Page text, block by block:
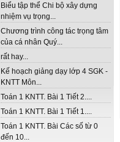
Biểu tập thể Chi bộ xây dựng
nhiệm vụ trọng...
Chương trình công tác trọng tâm
của cá nhân Quý...
rất hay...
Kế hoạch giảng dạy lớp 4 SGK -
KNTT Môn...
Toán 1 KNTT. Bài 1 Tiết 2....
Toán 1 KNTT. Bài 1 Tiết 1....
Toán 1 KNTT. Bài Các số từ 0
đến 10...